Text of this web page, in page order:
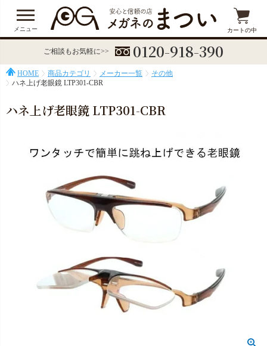
メニュー カートの中
ご相談もお気軽に>> 0120-918-390
HOME 商品カテゴリ メーカー一覧
その他
ハネ上げ老眼鏡 LTP301-CBR
ハネ上げ老眼鏡 LTP301-CBR